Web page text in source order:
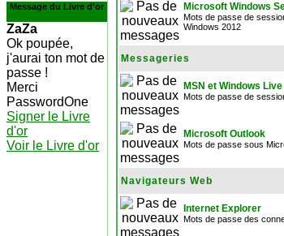
Message du Livre d'or
ZaZa
Ok poupée,
j'aurai ton mot de
passe !
Merci
PasswordOne
Signer le Livre
d'or
Voir le Livre d'or
Microsoft Windows
Mots de passe de
Windows 2012
Messageries
MSN et Windows
Mots de passe de
Microsoft Outlook
Mots de passe sous
Navigateurs Web
Internet Explorer
Mots de passe des